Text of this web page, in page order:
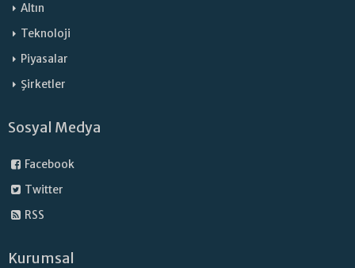
Altın
Teknoloji
Piyasalar
Şirketler
Sosyal Medya
Facebook
Twitter
RSS
Kurumsal